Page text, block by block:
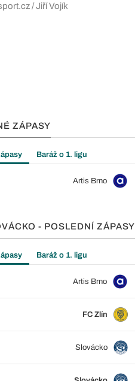
/ Jiří Vojík
ZÁPASY
Baráž o 1. ligu
Artis Brno
- POSLEDNÍ ZÁPASY
Baráž o 1. ligu
Artis Brno
FC Zlín
Slovácko